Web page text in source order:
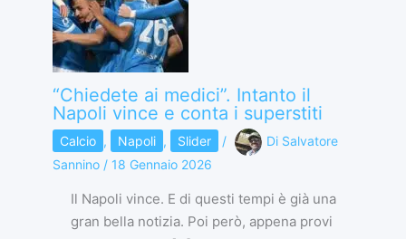
“Chiedete ai medici”. Intanto il
Napoli vince e conta i superstiti
Calcio , Napoli , Slider / Di Salvatore
Sannino / 18 Gennaio 2026
Il Napoli vince. E di questi tempi è già una
gran bella notizia. Poi però, appena provi